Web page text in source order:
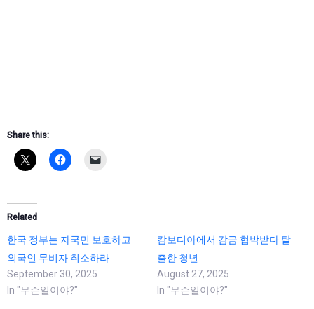
Share this:
Related
한국 정부는 자국민 보호하고
외국인 무비자 취소하라
September 30, 2025
In "무슨일이야?"
캄보디아에서 감금 협박받다 탈
출한 청년
August 27, 2025
In "무슨일이야?"